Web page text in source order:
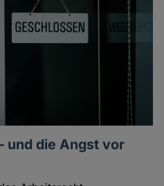
und die Angst vor